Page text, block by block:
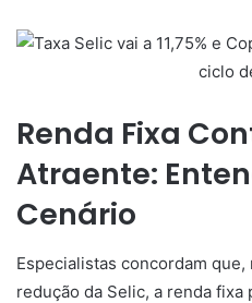
Renda Fixa
Atraente:
Cenário
Especialistas concordam
redução da Selic, a renda fixa